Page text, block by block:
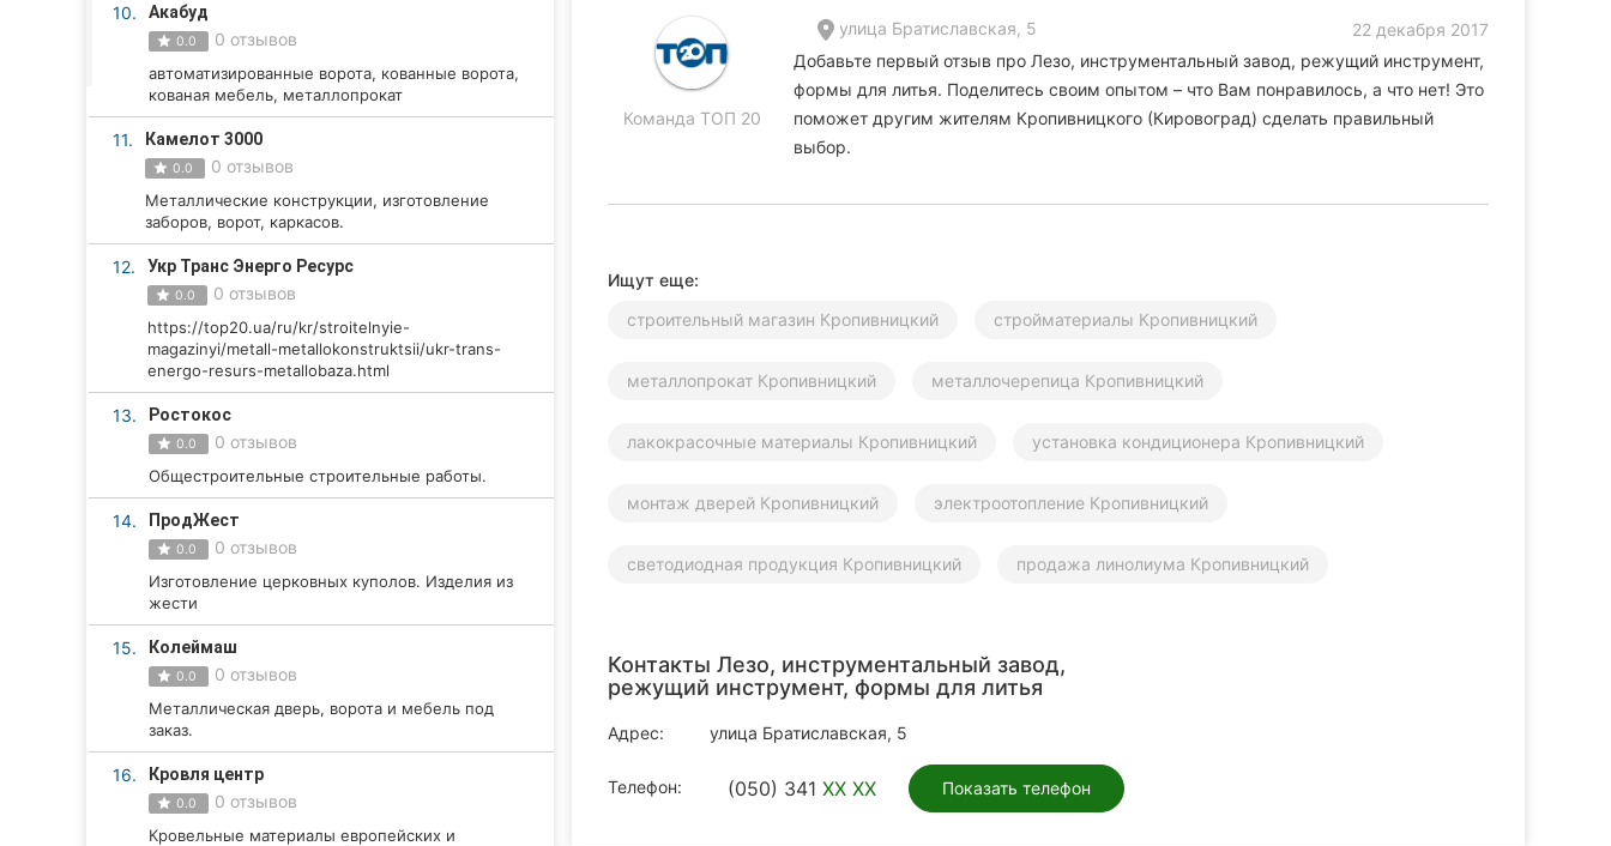
Полтава
Черкассы
Ужгород
10. Акабуд
0.0 0 отзывов
автоматизированные ворота, кованные ворота,
кованая мебель, металлопрокат
11. Камелот 3000
0.0 0 отзывов
Металлические конструкции, изготовление
заборов, ворот, каркасов.
12. Укр Транс Энерго Ресурс
0.0 0 отзывов
https://top20.ua/ru/kr/stroitelnyie-
magazinyi/metall-metallokonstruktsii/ukr-trans-
energo-resurs-metallobaza.html
13. Ростокос
0.0 0 отзывов
Общестроительные строительные работы.
14. ПродЖест
0.0 0 отзывов
Изготовление церковных куполов. Изделия из
жести
15. Колеймаш
0.0 0 отзывов
Металлическая дверь, ворота и мебель под
заказ.
16. Кровля центр
0.0 0 отзывов
Кровельные материалы европейских и
Команда ТОП 20
улица Братиславская, 5
22 декабря 2017
Добавьте первый отзыв про Лезо, инструментальный завод, режущий инструмент,
формы для литья. Поделитесь своим опытом – что Вам понравилось, а что нет! Это
поможет другим жителям Кропивницкого (Кировоград) сделать правильный
выбор.
Ищут еще:
строительный магазин Кропивницкий
стройматериалы Кропивницкий
металлопрокат Кропивницкий металлочерепица Кропивницкий
лакокрасочные материалы Кропивницкий установка кондиционера Кропивницкий
монтаж дверей Кропивницкий электроотопление Кропивницкий
светодиодная продукция Кропивницкий продажа линолиума Кропивницкий
Контакты Лезо, инструментальный завод,
режущий инструмент, формы для литья
Адрес: улица Братиславская, 5
Телефон: (050) 341 XX XX Показать телефон